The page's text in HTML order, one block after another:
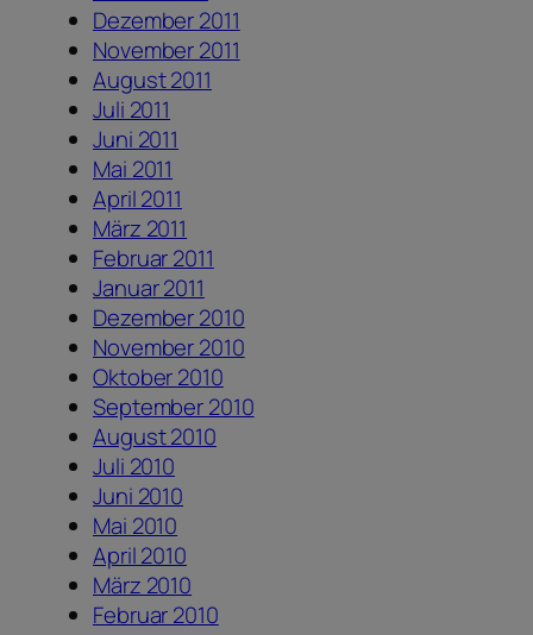
Dezember 2011
November 2011
August 2011
Juli 2011
Juni 2011
Mai 2011
April 2011
März 2011
Februar 2011
Januar 2011
Dezember 2010
November 2010
Oktober 2010
September 2010
August 2010
Juli 2010
Juni 2010
Mai 2010
April 2010
März 2010
Februar 2010